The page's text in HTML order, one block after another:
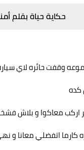
حكاية حياة بقلم
وقفت حائره لاي
كده
معاكوا و بلاش
كارما اتفضلي معانا